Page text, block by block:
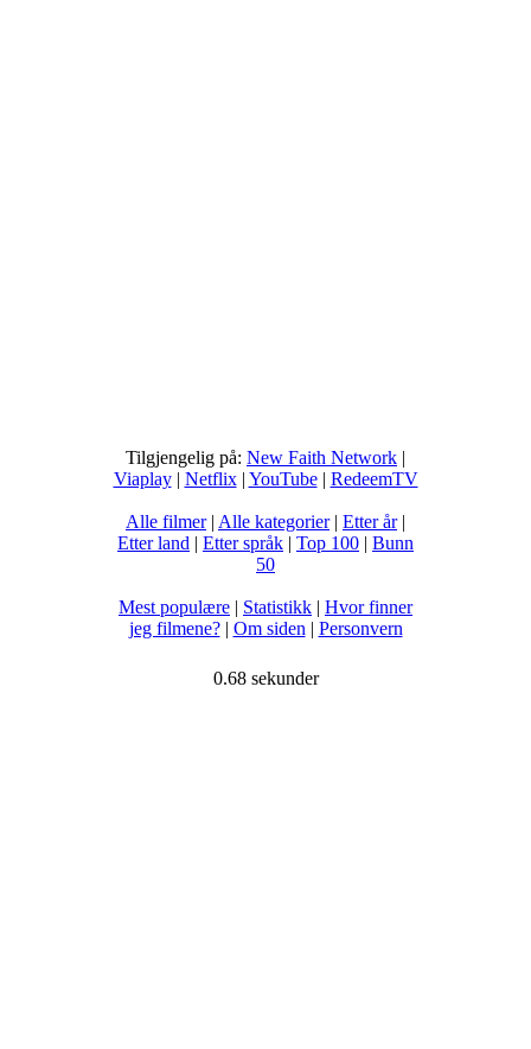
Tilgjengelig på: New Faith Network |
Viaplay| Netflix| YouTube| RedeemTV
Alle filmer| Alle kategorier| Etter år|
Etter land | Etter språk | Top 100 | Bunn
50
Mest populære | Statistikk | Hvor finner
jeg filmene?| Om siden | Personvern
0.68 sekunder